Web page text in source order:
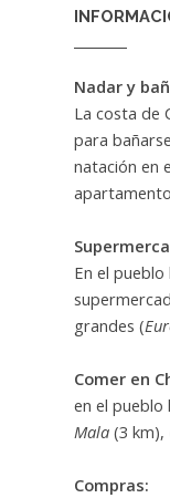
Nadar y
La costa de
para
natación en
En el
grandes (
Comer en
en el
Mala (3 km),
Compras: